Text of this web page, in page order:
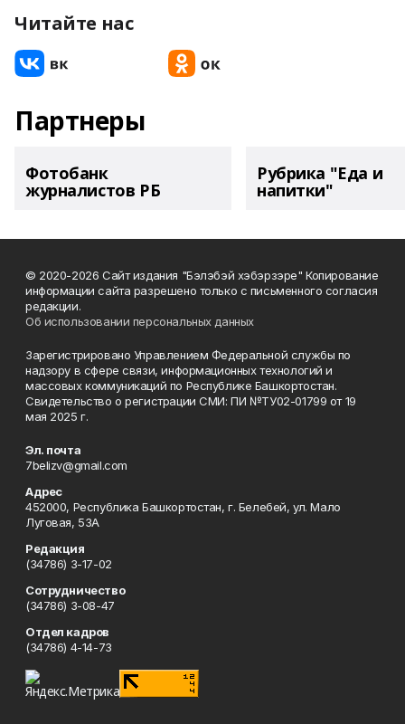
Читайте нас
Партнеры
Фотобанк
журналистов РБ
Рубрика "Еда и
напитки"
© 2020-2026 Сайт издания "Бэлэбэй хэбэрзэре" Копирование
информации сайта разрешено только с письменного согласия
редакции.
Об использовании персональных данных
Зарегистрировано Управлением Федеральной службы по
надзору в сфере связи, информационных технологий и
массовых коммуникаций по Республике Башкортостан.
Свидетельство о регистрации СМИ: ПИ №ТУ02-01799 от 19
мая 2025 г.
Эл. почта
7belizv@gmail.com
Адрес
452000, Республика Башкортостан, г. Белебей, ул. Мало
Луговая, 53А
Редакция
(34786) 3-17-02
Сотрудничество
(34786) 3-08-47
Отдел кадров
(34786) 4-14-73